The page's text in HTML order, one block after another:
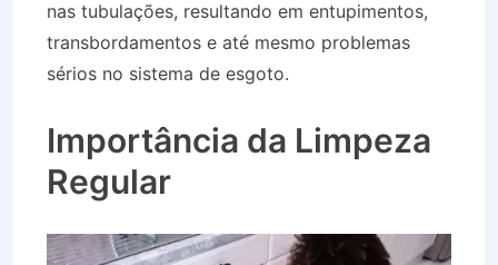
nas tubulações, resultando em entupimentos,
transbordamentos e até mesmo problemas
sérios no sistema de esgoto.
Importância da Limpeza
Regular